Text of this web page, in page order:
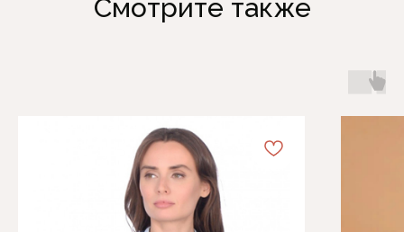
Смотрите также